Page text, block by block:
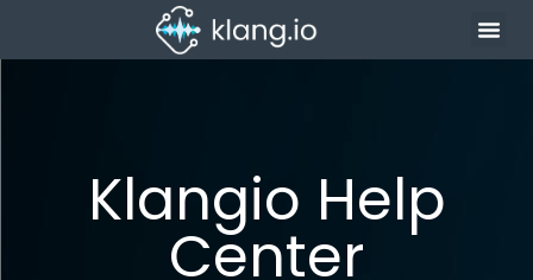
Klangio Help
Center